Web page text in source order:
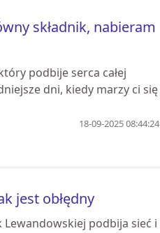
składnik, nabieram
podbije serca całej
dni, kiedy marzy ci się
18-09-2025 08:44:24
jest obłędny
podbija sieć i